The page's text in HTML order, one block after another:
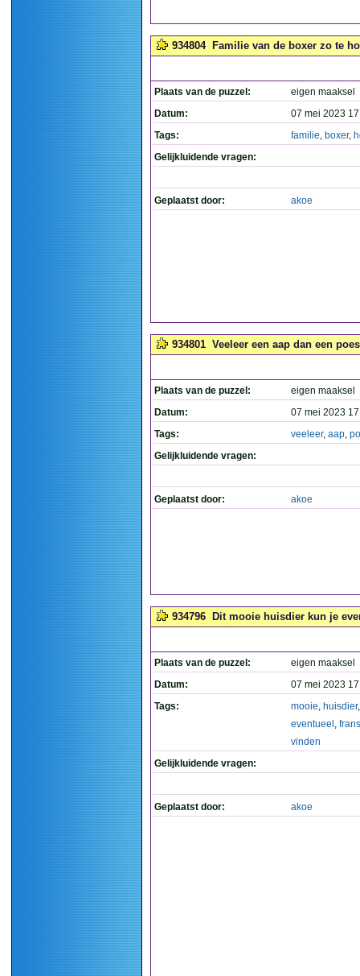
934804 Familie van de boxer zo te
Plaats van de puzzel:
eigen maaksel
Datum:
07 mei 2023
Tags:
familie, boxer,
Gelijkluidende vragen:
Geplaatst door: akoe
934801 Veeleer een aap dan een
Plaats van de puzzel:
eigen maaksel
Datum:
07 mei 2023
Tags:
veeleer, aap,
Gelijkluidende vragen:
Geplaatst door: akoe
934796 Dit mooie huisdier kun je
Plaats van de puzzel:
eigen maaksel
Datum:
07 mei 2023
Tags:
mooie, huisdier
eventueel ,
vinden
Gelijkluidende vragen:
Geplaatst door: akoe